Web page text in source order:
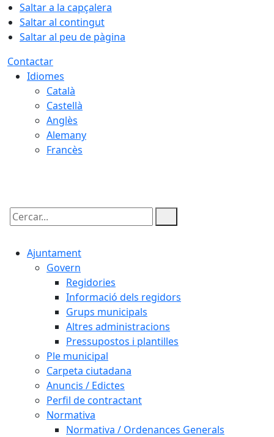
Saltar a la capçalera
Saltar al contingut
Saltar al peu de pàgina
Contactar
Idiomes
Català
Castellà
Anglès
Alemany
Francès
Cercar:
Ajuntament
Govern
Regidories
Informació dels regidors
Grups municipals
Altres administracions
Pressupostos i plantilles
Ple municipal
Carpeta ciutadana
Anuncis / Edictes
Perfil de contractant
Normativa
Normativa / Ordenances Generals